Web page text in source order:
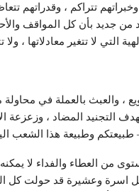
وخبراتهم تتراكم ، وقدراتهم
من جديد بأن كل المواقف
لا تتغير معادلاتها ، ولا
، والعبث بالعملة في
التجنيد المضاد ، وزعزعة
طبيعتكم وطبيعة هذا الشعب
من العطاء والفداء لا
اسرة وعشيرة قد حولت كل